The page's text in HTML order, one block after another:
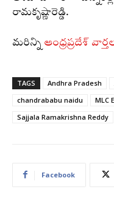
రామకృష్ణారెడ్డి.
మరిన్ని ఆంధ్రప్రదేశ్
TAGS Andhra Pradesh
chandrababu naidu
MLC
Sajjala Ramakrishna Reddy
Facebook